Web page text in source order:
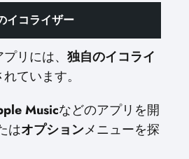
イコライザー
リには、 独自のイコライ
ています。
Musicなどのアプリを開
はオプションメニューを探